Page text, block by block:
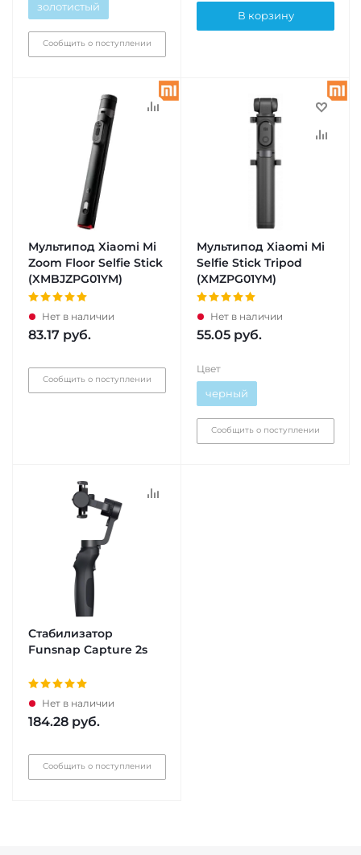
золотистый
Сообщить о поступлении
В корзину
Мультипод Xiaomi Mi
Zoom Floor Selfie Stick
(XMBJZPG01YM)
Нет в наличии
83.17 руб.
Сообщить о поступлении
Мультипод Xiaomi Mi
Selfie Stick Tripod
(XMZPG01YM)
Нет в наличии
55.05 руб.
Цвет
черный
Сообщить о поступлении
Стабилизатор
Funsnap Capture 2s
Нет в наличии
184.28 руб.
Сообщить о поступлении